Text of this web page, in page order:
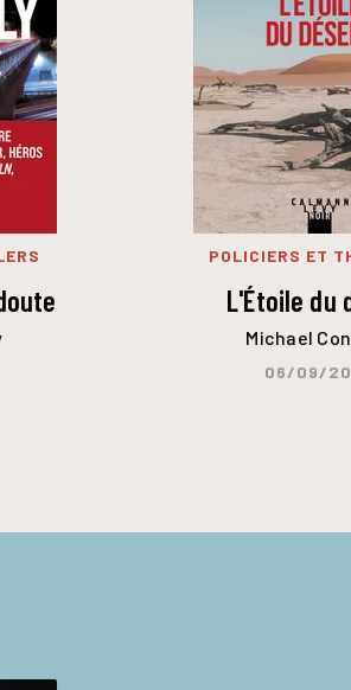
POLICIERS ET
L'Étoile du
Michael
06/09/